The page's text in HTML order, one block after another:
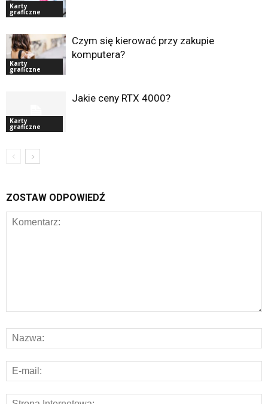
Karty
graficzne
Karty
graficzne
Czym się kierować przy zakupie
komputera?
Karty
graficzne
Jakie ceny RTX 4000?
ZOSTAW ODPOWIEDŹ